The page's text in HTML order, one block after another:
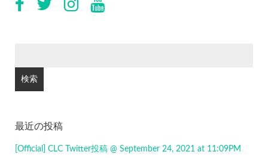
最近の投稿
[Official] CLC Twitter投稿 @ September 24, 2021 at 11:09PM